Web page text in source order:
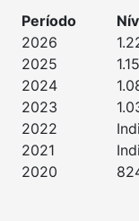
Período
2026
2025
2024
2023
2022
2021
2020